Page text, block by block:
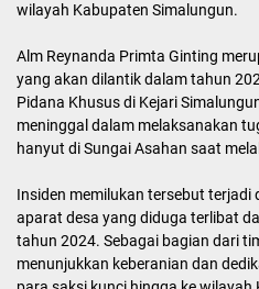
wilayah Kabupaten Simalungun.
Alm Reynanda Primta Ginting
yang akan dilantik dalam tahun
Pidana Khusus di Kejari
meninggal dalam melaksanakan
hanyut di Sungai Asahan saat
Insiden memilukan tersebut terjadi
aparat desa yang diduga terlibat
tahun 2024. Sebagai bagian dari
menunjukkan keberanian dan